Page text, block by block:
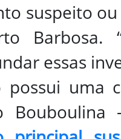
suspeito
essas
uma